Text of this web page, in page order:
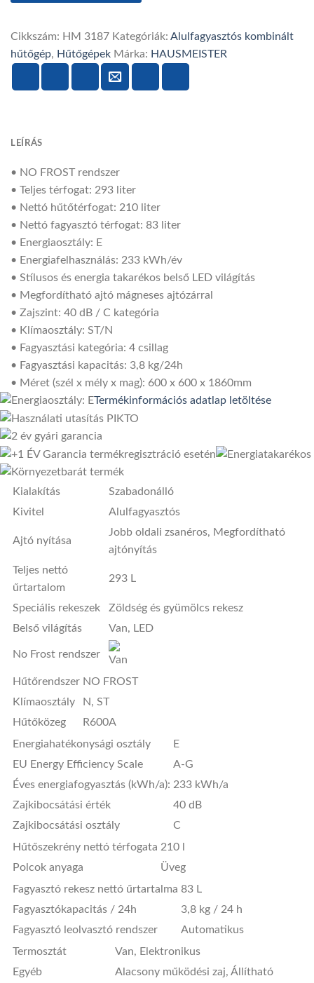
INOX
HÜTŐSZEKRÉNY
Cikkszám: HM 3187 Kategóriák: Alulfagyasztós kombinált
hűtőgép, Hűtőgépek Márka: HAUSMEISTER
LEÍRÁS
• NO FROST rendszer
• Teljes térfogat: 293 liter
• Nettó hűtőtérfogat: 210 liter
• Nettó fagyasztó térfogat: 83 liter
• Energiaosztály: E
• Energiafelhasználás: 233 kWh/év
• Stílusos és energia takarékos belső LED világítás
• Megfordítható ajtó mágneses ajtózárral
• Zajszint: 40 dB / C kategória
• Klímaosztály: ST/N
• Fagyasztási kategória: 4 csillag
• Fagyasztási kapacitás: 3,8 kg/24h
• Méret (szél x mély x mag): 600 x 600 x 1860mm
Termékinformációs adatlap letöltése
Kialakítás
Szabadonálló
Kivitel
Alulfagyasztós
Ajtó nyítása
Jobb oldali zsanéros, Megfordítható
ajtónyítás
Teljes nettó
űrtartalom
293 L
Speciális rekeszek
Zöldség és gyümölcs rekesz
Belső világítás
Van, LED
No Frost rendszer
Hűtőrendszer NO FROST
Klímaosztály
N, ST
Hűtőközeg
R600A
Energiahatékonysági osztály
E
EU Energy Efficiency Scale
A-G
Éves energiafogyasztás (kWh/a): 233 kWh/a
Zajkibocsátási érték
40 dB
Zajkibocsátási osztály
C
Hűtőszekrény nettó térfogata 210 l
Polcok anyaga
Üveg
Fagyasztó rekesz nettó űrtartalma 83 L
Fagyasztókapacitás / 24h
3,8 kg / 24 h
Fagyasztó leolvasztó rendszer
Automatikus
Termosztát
Van, Elektronikus
Egyéb
Alacsony működési zaj, Állítható